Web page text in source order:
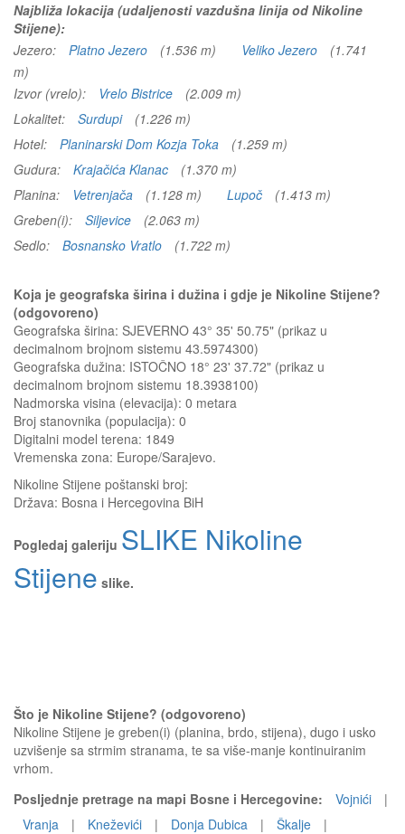
Najbliža lokacija (udaljenosti vazdušna linija od Nikoline
Stijene):
Jezero:
Platno Jezero (1.536 m) Veliko Jezero
(1.741
m)
Izvor (vrelo):
Vrelo Bistrice
(2.009 m)
Lokalitet:
Surdupi
(1.226 m)
Hotel:
Planinarski Dom Kozja Toka
(1.259 m)
Gudura:
Krajačića Klanac
(1.370 m)
Planina:
Vetrenjača (1.128 m) Lupoč
(1.413 m)
Greben(i):
Siljevice
(2.063 m)
Sedlo:
Bosnansko Vratlo (1.722 m)
Koja je geografska širina i dužina i gdje je Nikoline Stijene?
(odgovoreno)
Geografska širina: SJEVERNO 43° 35' 50.75" (prikaz u
decimalnom brojnom sistemu 43.5974300)
Geografska dužina: ISTOČNO 18° 23' 37.72" (prikaz u
decimalnom brojnom sistemu 18.3938100)
Nadmorska visina (elevacija): 0 metara
Broj stanovnika (populacija): 0
Digitalni model terena: 1849
Vremenska zona: Europe/Sarajevo.
Nikoline Stijene poštanski broj:
Država: Bosna i Hercegovina BiH
Pogledaj galeriju SLIKE Nikoline
Stijene slike.
Što je Nikoline Stijene? (odgovoreno)
Nikoline Stijene je greben(i) (planina, brdo, stijena), dugo i usko
uzvišenje sa strmim stranama, te sa više-manje kontinuiranim
vrhom.
Posljednje pretrage na mapi Bosne i Hercegovine:
Vojnići
|
Vranja
| Kneževići | Donja Dubica | Škalje |